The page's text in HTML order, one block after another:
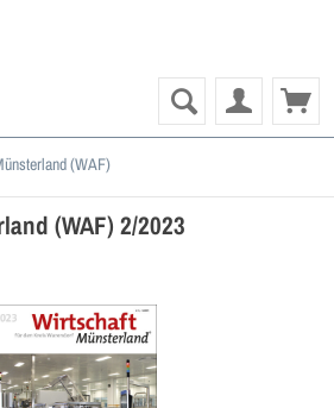
(WAF)
(WAF) 2/2023